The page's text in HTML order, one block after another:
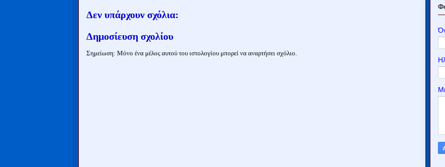
Δεν υπάρχουν σχόλια:
Δημοσίευση σχολίου
Σημείωση: Μόνο ένα μέλος αυτού του ιστολογίου μπορεί να αναρτήσει σχόλιο.